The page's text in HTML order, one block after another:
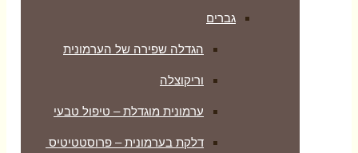
גברים
הגדלה שפירה של הערמונית
וריקוצלה
ערמונית מוגדלת – טיפול טבעי
דלקת בערמונית – פרוסטטיטיס